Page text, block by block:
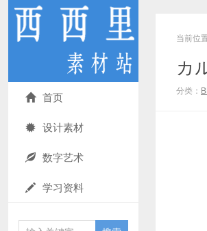
首页
设计素材
数字艺术
学习资料
当前位
カ
分类：